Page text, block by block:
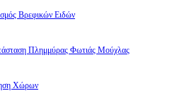
Βρεφικών Ειδών
Πλημμύρας Φωτιάς Μούχλας
Χώρων